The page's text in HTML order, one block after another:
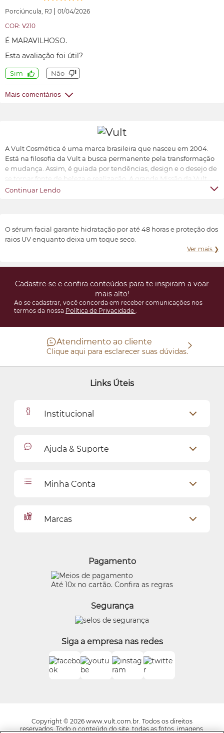
Porciúncula, RJ | 01/04/2026
COR: V210
É MARAVILHOSO.
Esta avaliação foi útil?
Sim Não
Mais comentários
A Vult Cosmética é uma marca brasileira que nasceu em 2004.
Está na filosofia da Vult a busca permanente pela transformação
e mudança. Assim, é guiada por tendências, design e o desejo de
se tornar fonte de beleza e realização. A grande Missão da Vult
Cosmética é oferecer ao universo feminino a possibilidade de ter
Continuar Lendo
O sérum facial garante hidratação por até 48 horas e proteção dos
raios UV enquanto deixa um toque seco.
Ver mais ❯
Cadastre-se e confira conteúdos para te inspiram a voar
mais alto!
Ao se cadastrar, você concorda em receber comunicações nos
termos da nossa Política de Privacidade .
Atendimento ao cliente
Clique aqui para esclarecer suas dúvidas.
Links Úteis
Institucional
Como Comprar
Ajuda & Suporte
Seja uma revendedora
Pagamentos
Política de Privacidade
Preferências de Cookies
Termos de Uso
Trocas e Devoluções
Minha Conta
Meus endereços
Marcas
Quem Disse, Berenice?
Beleza na Web
Boticário Internacional
Pagamento
Até 10x no cartão. Confira as regras
Segurança
Siga a empresa nas redes
Copyright © 2026 www.vult.com.br. Todos os direitos
reservados. Todo o conteúdo do site, todas as fotos, imagens,